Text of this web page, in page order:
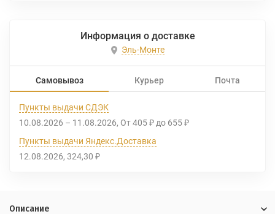
Информация о доставке
Эль-Монте
Самовывоз Курьер Почта
Пункты выдачи СДЭК
10.08.2026 – 11.08.2026 От 405 ₽ до 655 ₽
Пункты выдачи Яндекс.Доставка
12.08.2026 324,30 ₽
Описание